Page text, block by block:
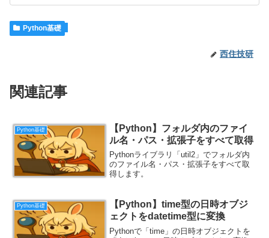
Python基礎
西住技研
関連記事
Python基礎
【Python】フォルダ内のファイ
ル名・パス・拡張子をすべて取得
Pythonライブラリ「util2」でフォルダ内
のファイル名・パス・拡張子をすべて取
得します。
Python基礎
【Python】time型の日時オブジ
ェクトをdatetime型に変換
Pythonで「time」の日時オブジェクトを